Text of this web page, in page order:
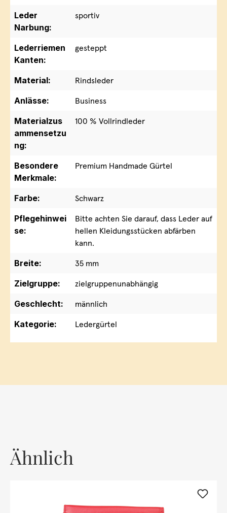
Leder
Narbung:
sportiv
Lederriemen
Kanten:
gesteppt
Material:
Rindsleder
Anlässe:
Business
Materialzus
ammensetzu
ng:
100 % Vollrindleder
Besondere
Merkmale:
Premium Handmade Gürtel
Farbe:
Schwarz
Pflegehinwei
se:
Bitte achten Sie darauf, dass Leder auf
hellen Kleidungsstücken abfärben
kann.
Breite:
35 mm
Zielgruppe:
zielgruppenunabhängig
Geschlecht:
männlich
Kategorie:
Ledergürtel
Ähnlich